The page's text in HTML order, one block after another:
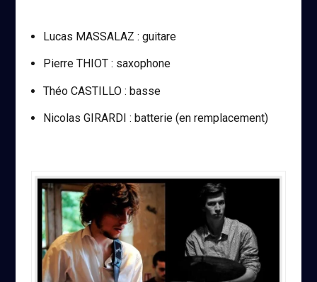
Lucas MASSALAZ : guitare
Pierre THIOT : saxophone
Théo CASTILLO : basse
Nicolas GIRARDI : batterie (en remplacement)